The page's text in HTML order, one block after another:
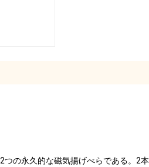
の永久的な磁気揚げべらである。2